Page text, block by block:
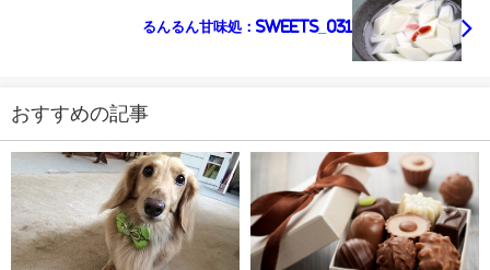
るんるん甘味処：Sweets_031
おすすめの記事